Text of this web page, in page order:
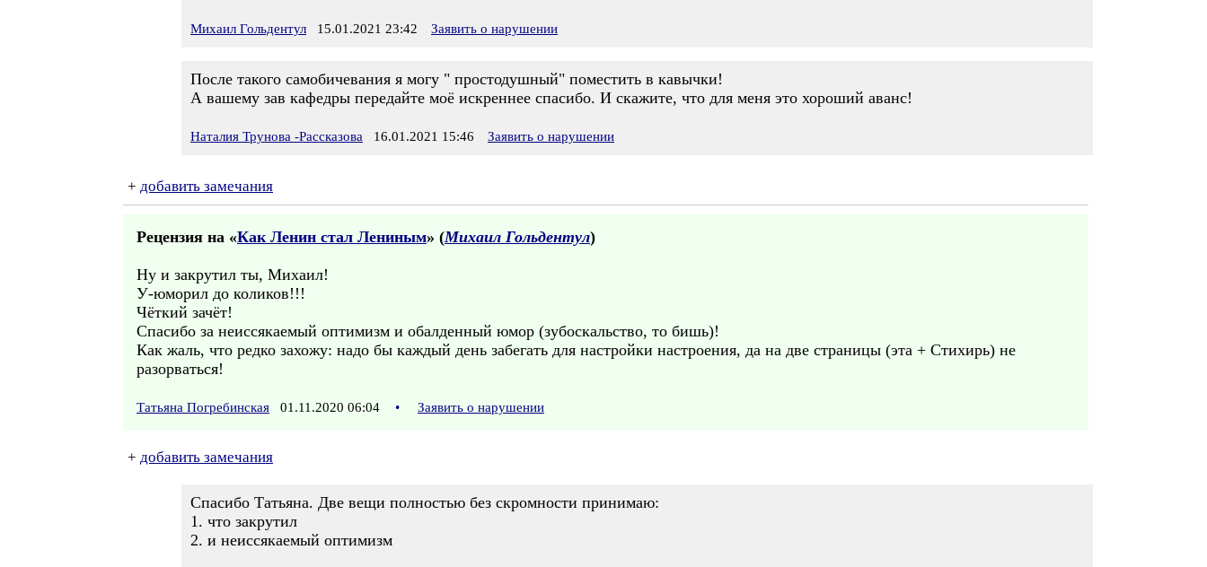
Михаил Гольдентул 15.01.2021 23:42 Заявить о нарушении
После такого самобичевания я могу " простодушный" поместить в кавычки!
А вашему зав кафедры передайте моё искреннее спасибо. И скажите, что для меня это хороший аванс!
Наталия Трунова -Рассказова 16.01.2021 15:46 Заявить о нарушении
+ добавить замечания
Рецензия на «Как Ленин стал Лениным» (Михаил Гольдентул)
Ну и закрутил ты, Михаил!
У-юморил до коликов!!!
Чёткий зачёт!
Спасибо за неиссякаемый оптимизм и обалденный юмор (зубоскальство, то бишь)!
Как жаль, что редко захожу: надо бы каждый день забегать для настройки настроения, да на две страницы (эта + Стихирь) не
разорваться!
Татьяна Погребинская 01.11.2020 06:04 • Заявить о нарушении
+ добавить замечания
Спасибо Татьяна. Две вещи полностью без скромности принимаю:
1. что закрутил
2. и неиссякаемый оптимизм